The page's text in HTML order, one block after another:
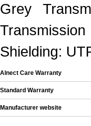
Grey
Shielding:
Alnect Care Warranty
Standard Warranty
Manufacturer website